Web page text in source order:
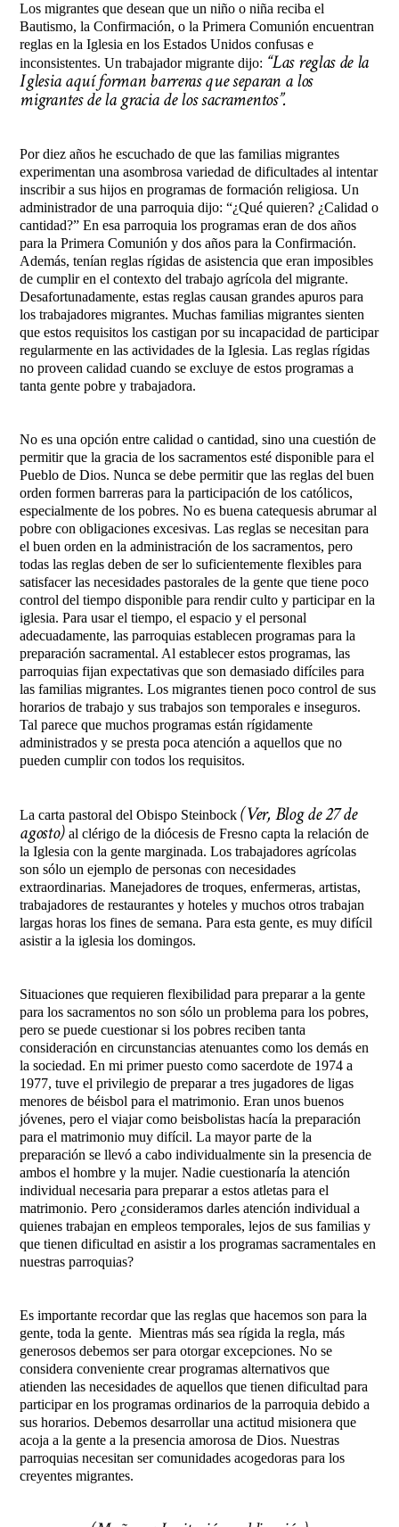
Los migrantes que desean que un niño o niña reciba el
Bautismo, la Confirmación, o la Primera Comunión encuentran
reglas en la Iglesia en los Estados Unidos confusas e
inconsistentes. Un trabajador migrante dijo: “Las reglas de la
Iglesia aquí forman barreras que separan a los
migrantes de la gracia de los sacramentos”.
Por diez años he escuchado de que las familias migrantes
experimentan una asombrosa variedad de dificultades al intentar
inscribir a sus hijos en programas de formación religiosa. Un
administrador de una parroquia dijo: “¿Qué quieren? ¿Calidad o
cantidad?” En esa parroquia los programas eran de dos años
para la Primera Comunión y dos años para la Confirmación.
Además, tenían reglas rígidas de asistencia que eran imposibles
de cumplir en el contexto del trabajo agrícola del migrante.
Desafortunadamente, estas reglas causan grandes apuros para
los trabajadores migrantes. Muchas familias migrantes sienten
que estos requisitos los castigan por su incapacidad de participar
regularmente en las actividades de la Iglesia. Las reglas rígidas
no proveen calidad cuando se excluye de estos programas a
tanta gente pobre y trabajadora.
No es una opción entre calidad o cantidad, sino una cuestión de
permitir que la gracia de los sacramentos esté disponible para el
Pueblo de Dios. Nunca se debe permitir que las reglas del buen
orden formen barreras para la participación de los católicos,
especialmente de los pobres. No es buena catequesis abrumar al
pobre con obligaciones excesivas. Las reglas se necesitan para
el buen orden en la administración de los sacramentos, pero
todas las reglas deben de ser lo suficientemente flexibles para
satisfacer las necesidades pastorales de la gente que tiene poco
control del tiempo disponible para rendir culto y participar en la
iglesia. Para usar el tiempo, el espacio y el personal
adecuadamente, las parroquias establecen programas para la
preparación sacramental. Al establecer estos programas, las
parroquias fijan expectativas que son demasiado difíciles para
las familias migrantes. Los migrantes tienen poco control de sus
horarios de trabajo y sus trabajos son temporales e inseguros.
Tal parece que muchos programas están rígidamente
administrados y se presta poca atención a aquellos que no
pueden cumplir con todos los requisitos.
La carta pastoral del Obispo Steinbock(Ver, Blog de 27 de
agosto) al clérigo de la diócesis de Fresno capta la relación de
la Iglesia con la gente marginada. Los trabajadores agrícolas
son sólo un ejemplo de personas con necesidades
extraordinarias. Manejadores de troques, enfermeras, artistas,
trabajadores de restaurantes y hoteles y muchos otros trabajan
largas horas los fines de semana. Para esta gente, es muy difícil
asistir a la iglesia los domingos.
Situaciones que requieren flexibilidad para preparar a la gente
para los sacramentos no son sólo un problema para los pobres,
pero se puede cuestionar si los pobres reciben tanta
consideración en circunstancias atenuantes como los demás en
la sociedad. En mi primer puesto como sacerdote de 1974 a
1977, tuve el privilegio de preparar a tres jugadores de ligas
menores de béisbol para el matrimonio. Eran unos buenos
jóvenes, pero el viajar como beisbolistas hacía la preparación
para el matrimonio muy difícil. La mayor parte de la
preparación se llevó a cabo individualmente sin la presencia de
ambos el hombre y la mujer. Nadie cuestionaría la atención
individual necesaria para preparar a estos atletas para el
matrimonio. Pero ¿consideramos darles atención individual a
quienes trabajan en empleos temporales, lejos de sus familias y
que tienen dificultad en asistir a los programas sacramentales en
nuestras parroquias?
Es importante recordar que las reglas que hacemos son para la
gente, toda la gente. Mientras más sea rígida la regla, más
generosos debemos ser para otorgar excepciones. No se
considera conveniente crear programas alternativos que
atienden las necesidades de aquellos que tienen dificultad para
participar en los programas ordinarios de la parroquia debido a
sus horarios. Debemos desarrollar una actitud misionera que
acoja a la gente a la presencia amorosa de Dios. Nuestras
parroquias necesitan ser comunidades acogedoras para los
creyentes migrantes.